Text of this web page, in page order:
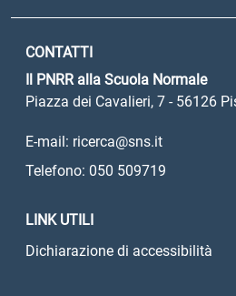
CONTATTI
Il PNRR alla Scuola Normale
Piazza dei Cavalieri, 7 - 56126
E-mail: ricerca@sns.it
Telefono: 050 509719
LINK UTILI
Dichiarazione di accessibilità